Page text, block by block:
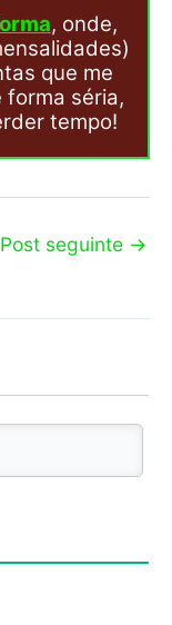
, onde,
que me
forma séria,
tempo!
Post seguinte →